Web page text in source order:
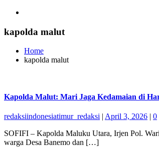
kapolda malut
Home
kapolda malut
Kapolda Malut: Mari Jaga Kedamaian di
redaksiindonesiatimur_redaksi | April 3, 2026 | 0
SOFIFI – Kapolda Maluku Utara, Irjen Pol.
warga Desa Banemo dan […]